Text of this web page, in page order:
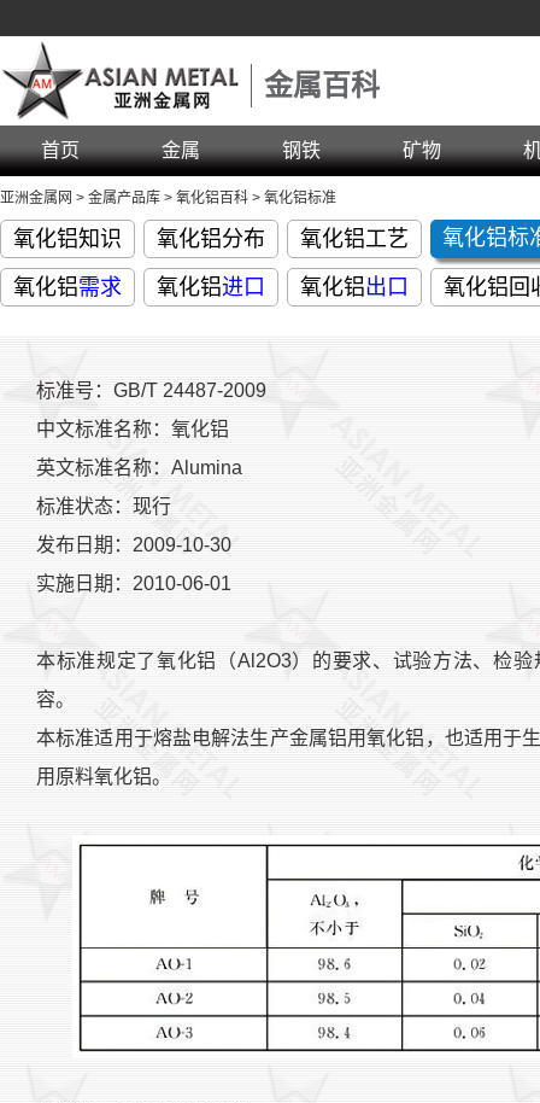
金属百科
首页 金属 钢铁 矿物
亚洲金属网 > 金属产品库 > 氧化铝百科 > 氧化铝标准
氧化铝知识 氧化铝分布 氧化铝工艺 氧化铝标
氧化铝需求 氧化铝进口 氧化铝出口 氧化铝回
标准号：GB/T 24487-2009
中文标准名称：氧化铝
英文标准名称：Alumina
标准状态：现行
发布日期：2009-10-30
实施日期：2010-06-01
本标准规定了氧化铝（Al2O3）的要求、试验方法、检
容。
本标准适用于熔盐电解法生产金属铝用氧化铝，也适用于
用原料氧化铝。